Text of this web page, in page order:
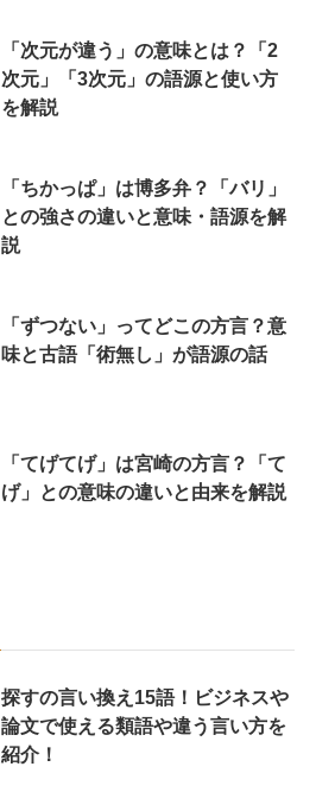
「次元が違う」の意味とは？「2
次元」「3次元」の語源と使い方
を解説
「ちかっぱ」は博多弁？「バリ」
との強さの違いと意味・語源を解
説
「ずつない」ってどこの方言？意
味と古語「術無し」が語源の話
「てげてげ」は宮崎の方言？「て
げ」との意味の違いと由来を解説
探すの言い換え15語！ビジネスや
論文で使える類語や違う言い方を
紹介！